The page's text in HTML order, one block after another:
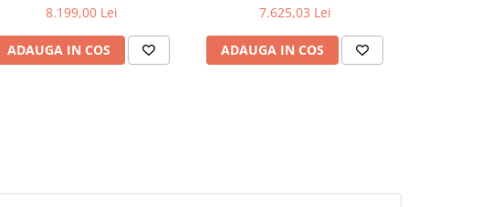
8.199,00 Lei
ADAUGA IN COS
7.625,03 Lei
ADAUGA IN COS